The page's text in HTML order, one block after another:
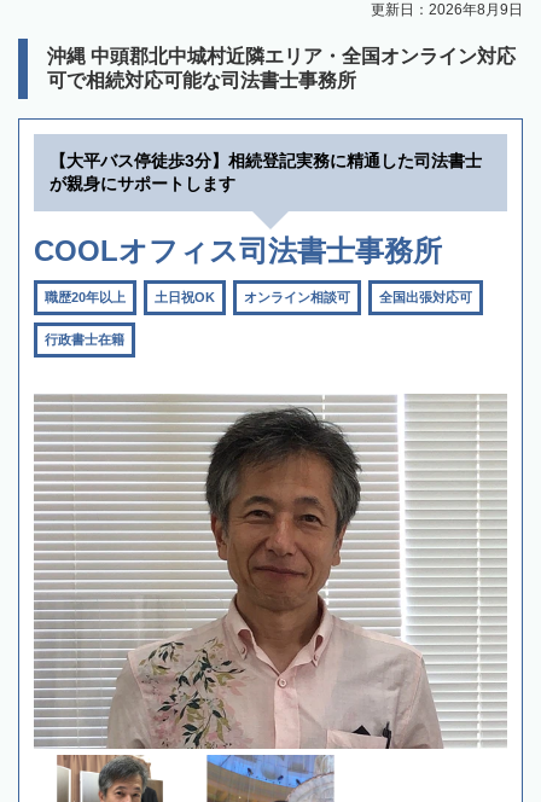
更新日：2026年8月9日
沖縄 中頭郡北中城村近隣エリア・全国オンライン対応
可で相続対応可能な司法書士事務所
【大平バス停徒歩3分】相続登記実務に精通した司法書士
が親身にサポートします
COOLオフィス司法書士事務所
職歴20年以上 土日祝OK オンライン相談可 全国出張対応可
行政書士在籍